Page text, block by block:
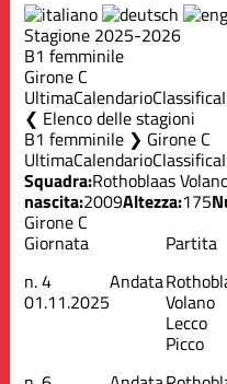
Stagione 2025-2026
B1 femminile
Girone C
UltimaCalendarioClassifica
Elenco delle stagioni
B1 femminile ❯ Girone C
UltimaCalendarioClassifica
Squadra:Rothoblaas
nascita:2009Altezza:175
Girone C
Giornata Partita
n.4
01.11.2025
Andata
Volano
Lecco
Picco